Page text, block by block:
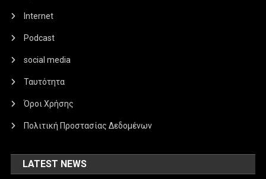
Internet
Podcast
social media
Ταυτότητα
Όροι Χρήσης
Πολιτική Προστασίας Δεδομένων
LATEST NEWS